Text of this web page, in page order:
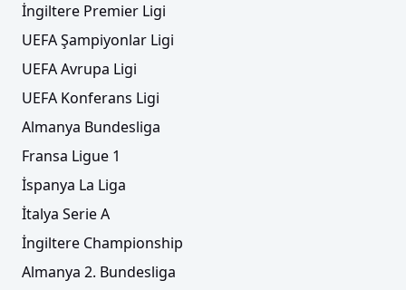
İngiltere Premier Ligi
UEFA Şampiyonlar Ligi
UEFA Avrupa Ligi
UEFA Konferans Ligi
Almanya Bundesliga
Fransa Ligue 1
İspanya La Liga
İtalya Serie A
İngiltere Championship
Almanya 2. Bundesliga